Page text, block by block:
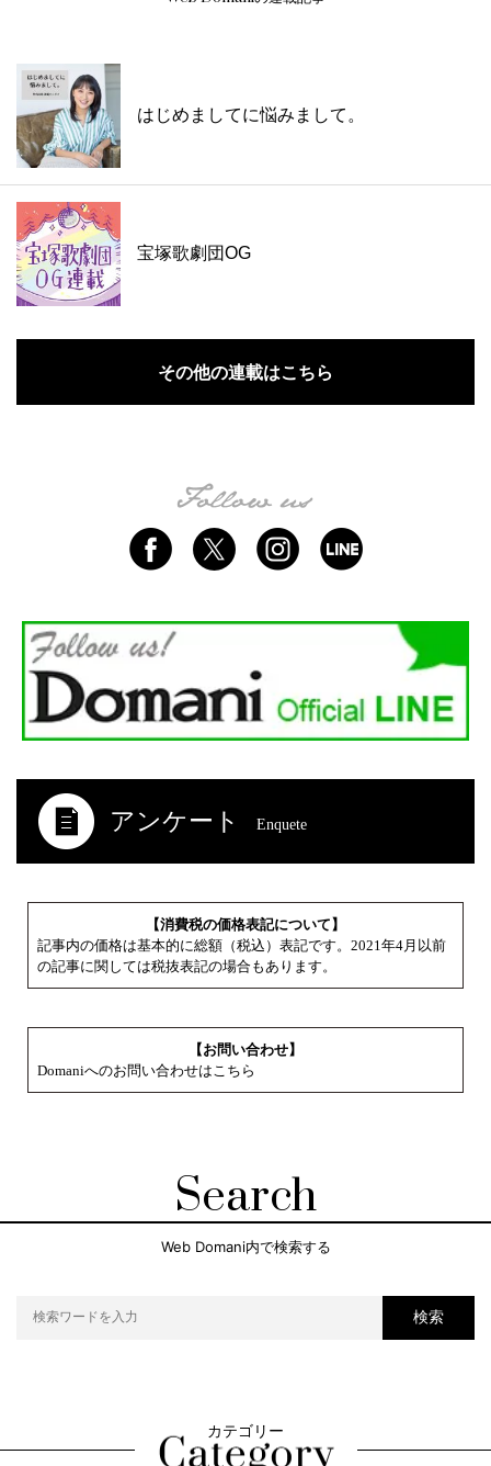
はじめましてに悩みまして。
宝塚歌劇団OG
その他の連載はこちら
アンケート Enquete
【消費税の価格表記について】
記事内の価格は基本的に総額（税込）表記です。2021年4月以前
の記事に関しては税抜表記の場合もあります。
【お問い合わせ】
Domaniへのお問い合わせはこちら
Search
Web Domani内で検索する
検索
カテゴリー